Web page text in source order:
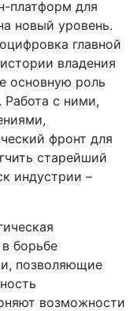
­платформ для
новый уровень.
главной
владения
основную роль
Работа с ними,
фронт для
старейший
индустрии –
борьбе
позволяющие
возможности